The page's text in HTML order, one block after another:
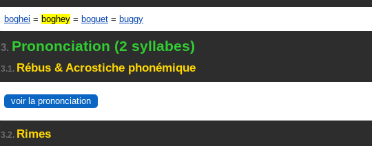
boghei = boghey = boguet = buggy
3. Prononciation (2 syllabes)
3.1. Rébus & Acrostiche phonémique
voir la prononciation
3.2. Rimes